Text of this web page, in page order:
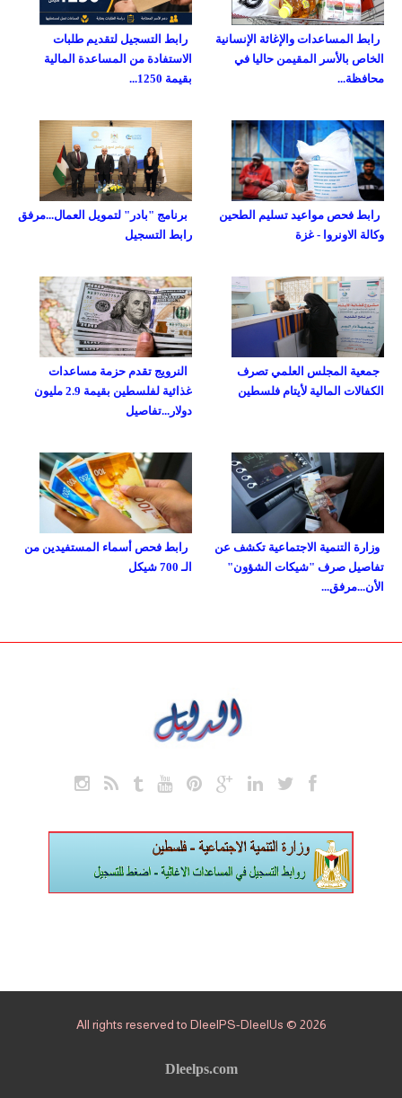
رابط التسجيل لتقديم طلبات
الاستفادة من المساعدة المالية
بقيمة 1250...
رابط المساعدات والإغاثة الإنسانية
الخاص بالأسر المقيمن حاليا في
محافظة...
برنامج "بادر" لتمويل العمال...مرفق
رابط التسجيل
رابط فحص مواعيد تسليم الطحين
وكالة الاونروا - غزة
النرويج تقدم حزمة مساعدات
غذائية لفلسطين بقيمة 2.9 مليون
دولار...تفاصيل
جمعية المجلس العلمي تصرف
الكفالات المالية لأيتام فلسطين
رابط فحص أسماء المستفيدين من
الـ 700 شيكل
وزارة التنمية الاجتماعية تكشف عن
تفاصيل صرف "شيكات الشؤون"
الأن...مرفق...
All rights reserved to DleelPS-DleelUs © 2026
Dleelps.com